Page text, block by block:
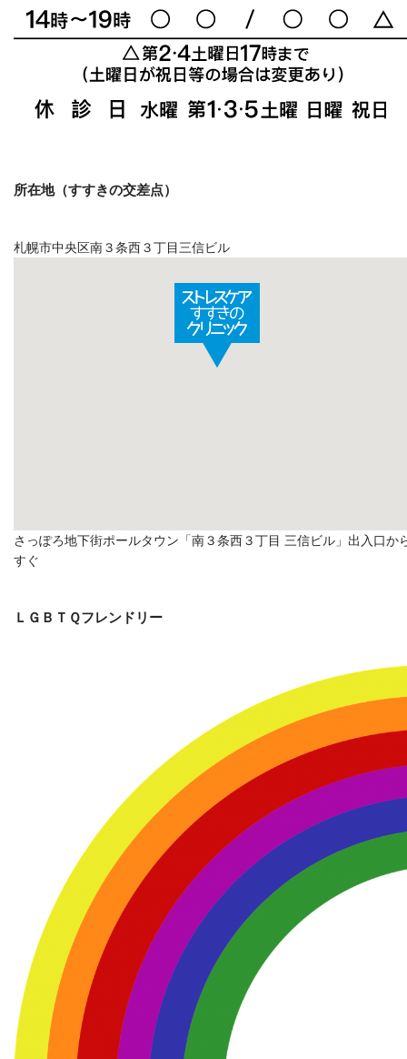
所在地（すすきの交差点）
札幌市中央区南３条西３丁目三信ビル
さっぽろ地下街ポールタウン「南３条西３丁目 三信ビル」出入口か
すぐ
ＬＧＢＴＱフレンドリー